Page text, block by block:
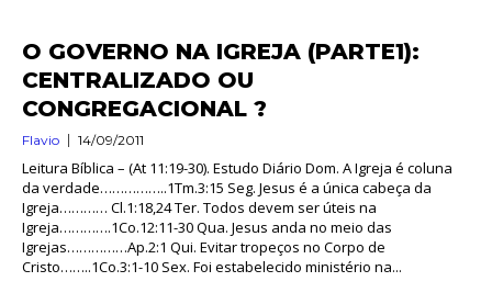
O GOVERNO NA IGREJA (PARTE1):
CENTRALIZADO OU
CONGREGACIONAL ?
Flavio 14/09/2011
Leitura Bíblica – (At 11:19-30). Estudo Diário Dom. A Igreja é coluna
da verdade……………..1Tm.3:15 Seg. Jesus é a única cabeça da
Igreja………… Cl.1:18,24 Ter. Todos devem ser úteis na
Igreja………….1Co.12:11-30 Qua. Jesus anda no meio das
Igrejas……………Ap.2:1 Qui. Evitar tropeços no Corpo de
Cristo……..1Co.3:1-10 Sex. Foi estabelecido ministério na...